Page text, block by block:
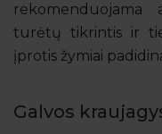
turėtų tikrintis ir
įprotis žymiai
Galvos